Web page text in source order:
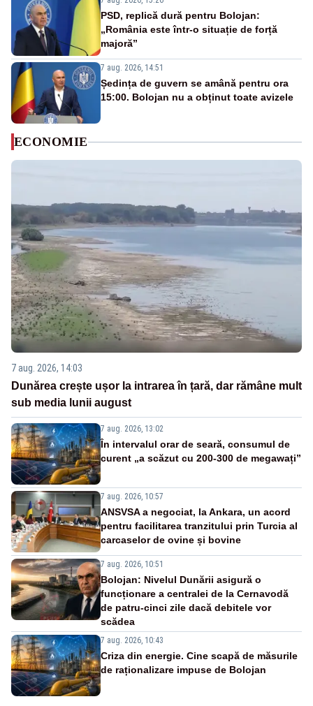
PSD, replică dură pentru Bolojan:
„România este într-o situație de forță
majoră”
7 aug. 2026, 14:51
Ședința de guvern se amână pentru ora
15:00. Bolojan nu a obținut toate avizele
ECONOMIE
7 aug. 2026, 14:03
Dunărea crește ușor la intrarea în țară, dar rămâne mult
sub media lunii august
7 aug. 2026, 13:02
În intervalul orar de seară, consumul de
curent „a scăzut cu 200-300 de megawați”
7 aug. 2026, 10:57
ANSVSA a negociat, la Ankara, un acord
pentru facilitarea tranzitului prin Turcia al
carcaselor de ovine și bovine
7 aug. 2026, 10:51
Bolojan: Nivelul Dunării asigură o
funcționare a centralei de la Cernavodă
de patru-cinci zile dacă debitele vor
scădea
7 aug. 2026, 10:43
Criza din energie. Cine scapă de măsurile
de raționalizare impuse de Bolojan